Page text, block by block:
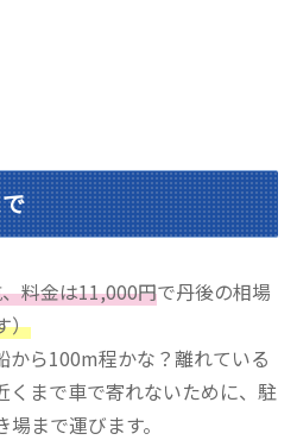
料金は11,000円で丹後の相場
）
から100m程かな？離れている
くまで車で寄れないために、駐
まで運びます。